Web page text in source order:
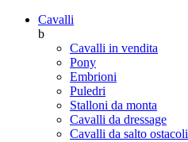
Cavalli
b
Cavalli in vendita
Pony
Embrioni
Puledri
Stalloni da monta
Cavalli da dressage
Cavalli da salto ostacoli